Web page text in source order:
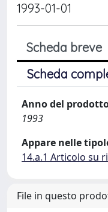
1993-01-01
Scheda breve
Scheda
Anno del
1993
Appare nelle
14.a.1 Articolo su
File in questo